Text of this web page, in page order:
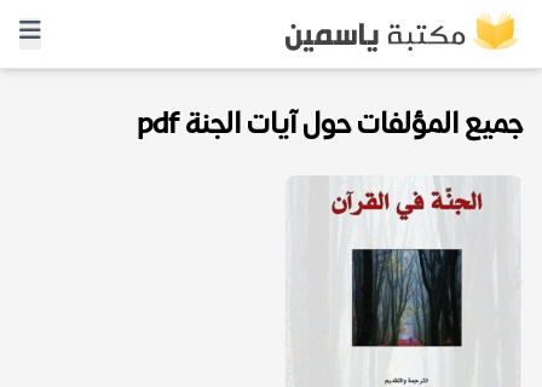
جميع المؤلفات حول آيات الجنة pdf